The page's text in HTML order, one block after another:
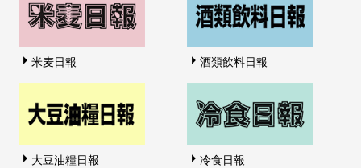
米麦日報 酒類飲料日報
大豆油糧日報 冷食日報